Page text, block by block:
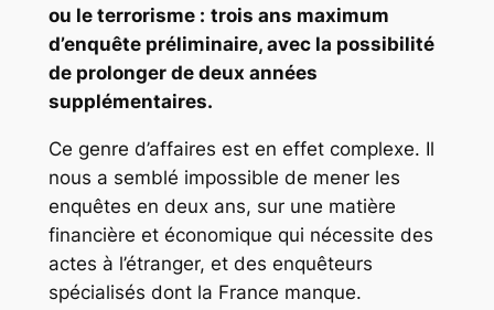
ou le terrorisme : trois ans maximum
d’enquête préliminaire, avec la possibilité
de prolonger de deux années
supplémentaires.
Ce genre d’affaires est en effet complexe. Il
nous a semblé impossible de mener les
enquêtes en deux ans, sur une matière
financière et économique qui nécessite des
actes à l’étranger, et des enquêteurs
spécialisés dont la France manque.